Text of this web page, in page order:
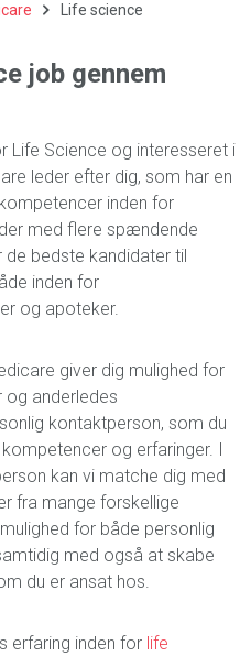
Life science
job gennem
Life Science og interesseret i
leder efter dig, som har en
inden for
med flere spændende
de bedste kandidater til
inden for
og apoteker.
giver dig mulighed for
og anderledes
kontaktperson, som du
og erfaringer. I
kan vi matche dig med
fra mange forskellige
for både personlig
med også at skabe
du er ansat hos.
erfaring inden for life